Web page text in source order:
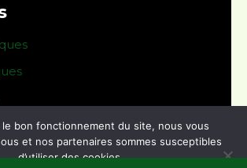
-Mentions légales
le bon fonctionnement du site, nous vous
et nos partenaires sommes susceptibles
d’utiliser des cookies.